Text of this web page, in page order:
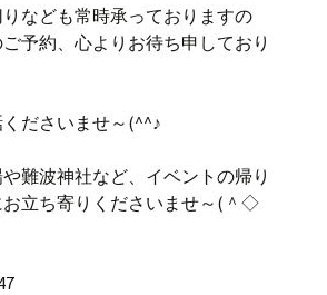
なども常時承っておりますの
予約、心よりお待ち申しており
ださいませ～(^^♪
難波神社など、イベントの帰り
お立ち寄りくださいませ～(＾◇